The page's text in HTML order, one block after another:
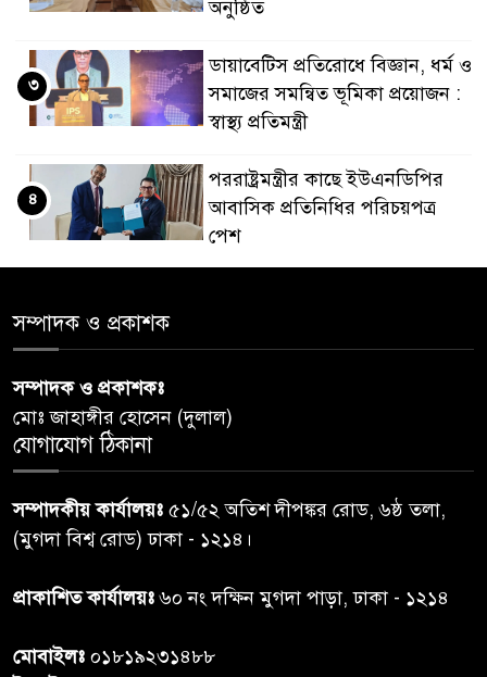
অনুষ্ঠিত
ডায়াবেটিস প্রতিরোধে বিজ্ঞান, ধর্ম ও
সমাজের সমন্বিত ভূমিকা প্রয়োজন :
স্বাস্থ্য প্রতিমন্ত্রী
৩
পররাষ্ট্রমন্ত্রীর কা‌ছে ইউএনডিপির
আবাসিক প্রতিনিধির পরিচয়পত্র
পেশ
৪
৫
ঝড়বৃষ্টির পূর্বাভাস
৬
অনুশ্রীর, মিলল হারমোনিয়াম
উপহার
৭
২০ আগস্ট রাষ্ট্রপতি নির্বাচন,
সম্পাদক ও প্রকাশক
সম্পাদক ও প্রকাশকঃ
মোঃ জাহাঙ্গীর হোসেন (দুলাল)
যোগাযোগ ঠিকানা
সম্পাদকীয় কার্যালয়ঃ ৫১/৫২ অতিশ দীপঙ্কর রোড, ৬ষ্ঠ তলা,
(মুগদা বিশ্ব রোড) ঢাকা - ১২১৪।
প্রাকাশিত কার্যালয়ঃ৬০ নং দক্ষিন মুগদা পাড়া, ঢাকা - ১২১৪
মোবাইলঃ ০১৮১৯২৩১৪৮৮